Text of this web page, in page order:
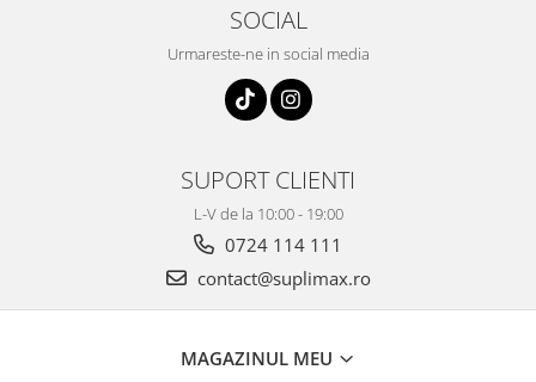
SOCIAL
Urmareste-ne in social media
SUPORT CLIENTI
L-V de la 10:00 - 19:00
0724 114 111
contact@suplimax.ro
MAGAZINUL MEU